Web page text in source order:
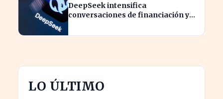
DeepSeek intensifica
conversaciones de financiación y
modelos
LO ÚLTIMO